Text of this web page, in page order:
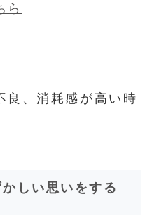
ら
良、消耗感が高い時
しい思いをする